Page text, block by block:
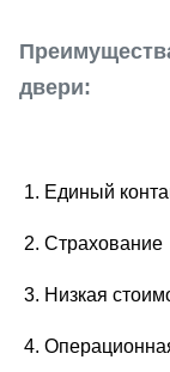
двери:
1. Единый
2. Страхование
3. Низкая
4.